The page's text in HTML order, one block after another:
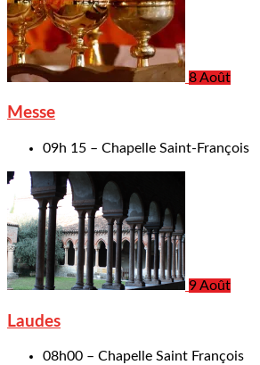
8 Août
Messe
09h 15 – Chapelle Saint-François
9 Août
Laudes
08h00 – Chapelle Saint François